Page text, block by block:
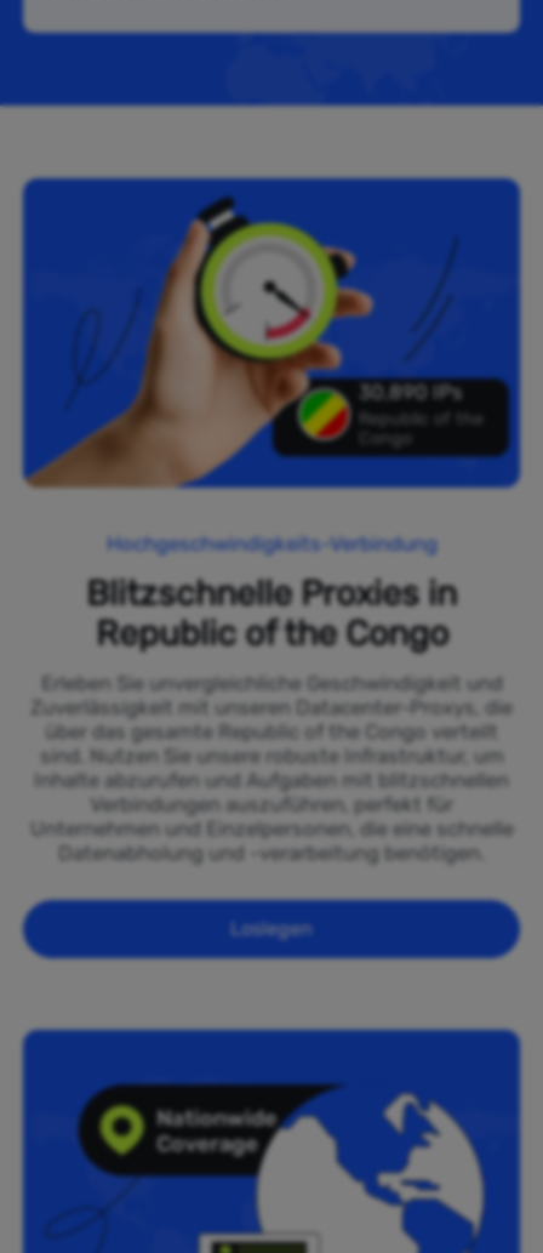
30,890 IPs
Republic of the
Congo
Hochgeschwindigkeits-Verbindung
Blitzschnelle Proxies in
Republic of the Congo
Erleben Sie unvergleichliche Geschwindigkeit und
Zuverlässigkeit mit unseren Datacenter-Proxys, die
über das gesamte Republic of the Congo verteilt
sind. Nutzen Sie unsere robuste Infrastruktur, um
Inhalte abzurufen und Aufgaben mit blitzschnellen
Verbindungen auszuführen, perfekt für
Unternehmen und Einzelpersonen, die eine schnelle
Datenabholung und -verarbeitung benötigen.
Loslegen